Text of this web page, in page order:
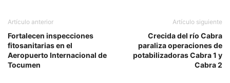
Artículo anterior
Fortalecen inspecciones
fitosanitarias en el
Aeropuerto Internacional de
Tocumen
Artículo siguiente
Crecida del río Cabra
paraliza operaciones de
potabilizadoras Cabra 1 y
Cabra 2